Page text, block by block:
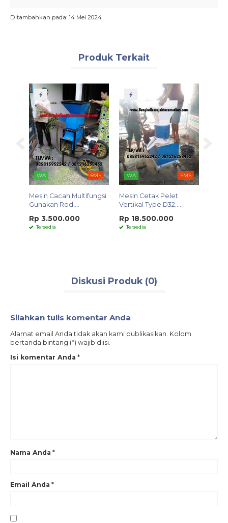
Ditambahkan pada: 14 Mei 2024
Produk Terkait
WA SMS
Mesin Cacah Multifungsi
Gunakan Rod....
Rp 3.500.000
Tersedia
WA SMS
Mesin Cetak Pelet
Vertikal Type D32....
Rp 18.500.000
Tersedia
Diskusi Produk (0)
Silahkan tulis komentar Anda
Alamat email Anda tidak akan kami publikasikan. Kolom
bertanda bintang (*) wajib diisi.
Isi komentar Anda *
Nama Anda *
Email Anda *